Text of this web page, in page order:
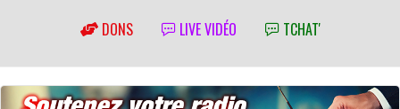
DONS LIVE VIDÉO TCHAT'